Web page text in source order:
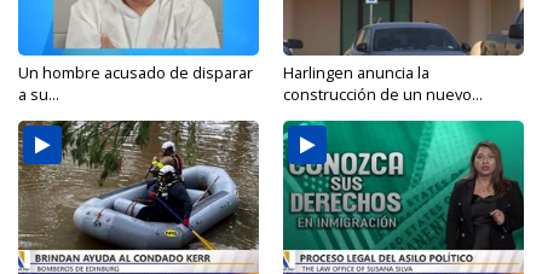
Un hombre acusado de disparar
a su...
Harlingen anuncia la
construcción de un nuevo...